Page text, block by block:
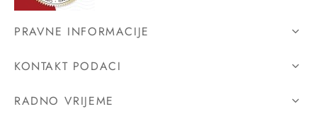
PRAVNE INFORMACIJE
KONTAKT PODACI
RADNO VRIJEME